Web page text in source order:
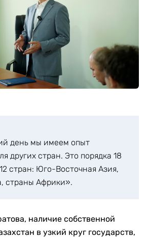
день мы имеем опыт
других стран. Это порядка 18
стран: Юго-Восточная Азия,
страны Африки».
наличие собственной
в узкий круг государств,